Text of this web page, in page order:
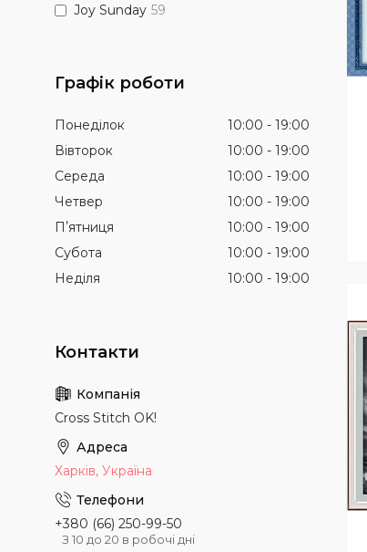
Joy Sunday 59
Графік роботи
Понеділок 10:00
19:00
Вівторок
10:00
19:00
Середа
10:00
19:00
Четвер
10:00
19:00
Пʼятниця
10:00
19:00
Субота
10:00
19:00
Неділя
10:00 19:00
Cross Stitch OK!
Харків, Україна
+380 (66) 250-99-50
З 10 до 20 в робочі дні